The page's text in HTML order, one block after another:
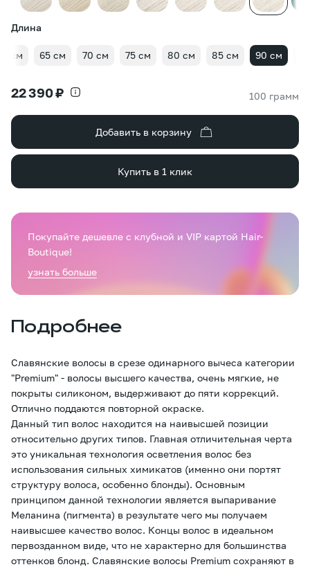
Длина
см 65 см 70 см 75 см 80 см 85 см 90 см
22 390 ₽ 100 грамм
Добавить в корзину
Купить в 1 клик
Подробнее
Славянские волосы в срезе одинарного вычеса категории
"Premium" - волосы высшего качества, очень мягкие, не
покрыты силиконом, выдерживают до пяти коррекций.
Отлично поддаются повторной окраске.
Данный тип волос находится на наивысшей позиции
относительно других типов. Главная отличительная черта
это уникальная технология осветления волос без
использования сильных химикатов (именно они портят
структуру волоса, особенно блонды). Основным
принципом данной технологии является выпаривание
Меланина (пигмента) в результате чего мы получаем
наивысшее качество волос. Концы волос в идеальном
первозданном виде, что не характерно для большинства
оттенков блонд. Славянские волосы Premium сохраняют в
Покупайте дешевле с клубной и VIP картой Hair-
Boutique!
узнать больше